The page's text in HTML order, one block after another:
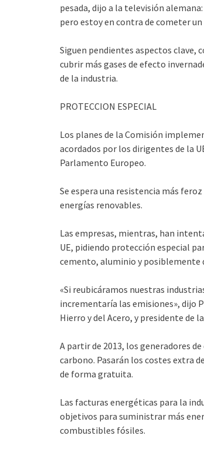
pesada, dijo a la televisión
pero estoy en contra de cometer
Siguen pendientes aspectos clave,
cubrir más gases de efecto
de la industria.
PROTECCION ESPECIAL
Los planes de la Comisión
acordados por los dirigentes de la
Parlamento Europeo.
Se espera una resistencia más
energías renovables.
Las empresas, mientras, han
UE, pidiendo protección especial
cemento, aluminio y posiblemente
«Si reubicáramos nuestras
incrementaría las emisiones», dijo
Hierro y del Acero, y presidente de
A partir de 2013, los generadores
carbono. Pasarán los costes extra
de forma gratuita.
Las facturas energéticas para la
objetivos para suministrar más
combustibles fósiles.